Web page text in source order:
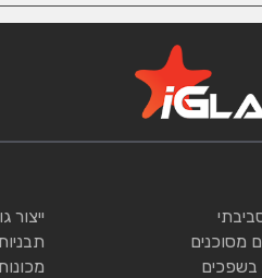
מסוכנים
בשפכים
ייצור